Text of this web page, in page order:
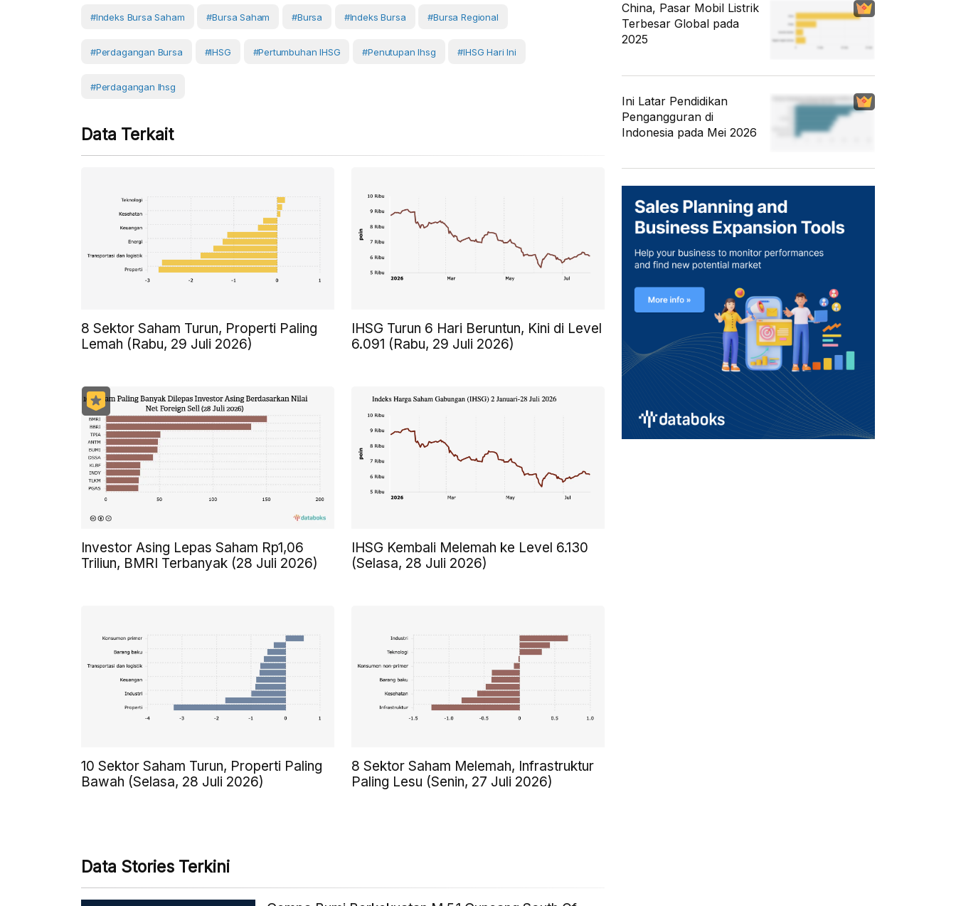
#Indeks Bursa Saham #Bursa Saham #Bursa #Indeks Bursa #Bursa Regional
#Perdagangan Bursa #IHSG #Pertumbuhan IHSG #penutupan Ihsg #IHSG Hari Ini
#perdagangan Ihsg
Data Terkait
8 Sektor Saham Turun, Properti Paling
Lemah (Rabu, 29 Juli 2026)
IHSG Turun 6 Hari Beruntun, Kini di Level
6.091 (Rabu, 29 Juli 2026)
Investor Asing Lepas Saham Rp1,06
Triliun, BMRI Terbanyak (28 Juli 2026)
IHSG Kembali Melemah ke Level 6.130
(Selasa, 28 Juli 2026)
10 Sektor Saham Turun, Properti Paling
Bawah (Selasa, 28 Juli 2026)
8 Sektor Saham Melemah, Infrastruktur
Paling Lesu (Senin, 27 Juli 2026)
Data Stories Terkini
China, Pasar Mobil Listrik
Terbesar Global pada
2025
Ini Latar Pendidikan
Pengangguran di
Indonesia pada Mei 2026